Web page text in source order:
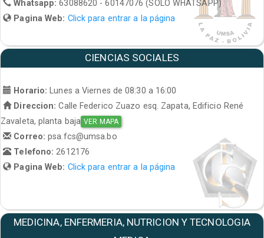
Whatsapp:63088620 - 60147076 (SOLO WHATSAPP)
Pagina Web: Click para entrar a la página
CIENCIAS SOCIALES
Horario:
Lunes a Viernes de 08:30 a 16:00
Direccion: Calle Federico Zuazo esq. Zapata, Edificio René
Zavaleta, planta baja VER MAPA
Correo:psa.fcs@umsa.bo
Telefono: 2612176
Pagina Web: Click para entrar a la página
MEDICINA, ENFERMERIA, NUTRICION Y TECNOLOGIA